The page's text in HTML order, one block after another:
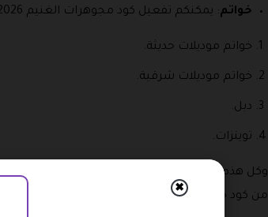
خواتم: يمكنكم تفعيل كود مجوهرات الغنيم 2026 واختيار اى من الخواتم المتميزة عبر هذا القسم والتي تتوفر بعدد من الخيارات المتميزة كالتالي:
خواتم موديلات حديثة.
خواتم موديلات شرقية.
دبل.
توينزات.
من كود خصم متجر مجوهرات الغنيم على اختياراتكم
✖